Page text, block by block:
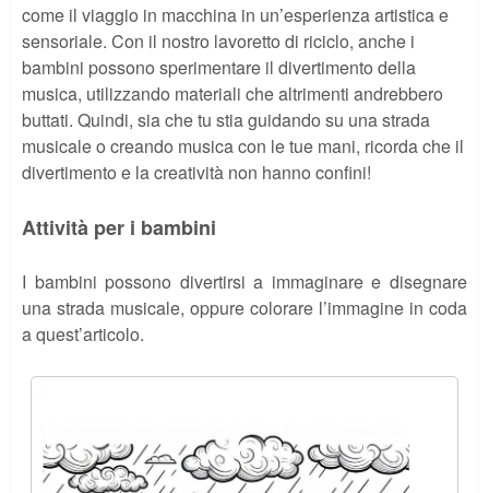
come il viaggio in macchina in un’esperienza artistica e
sensoriale. Con il nostro lavoretto di riciclo, anche i
bambini possono sperimentare il divertimento della
musica, utilizzando materiali che altrimenti andrebbero
buttati. Quindi, sia che tu stia guidando su una strada
musicale o creando musica con le tue mani, ricorda che il
divertimento e la creatività non hanno confini!
Attività per i bambini
I bambini possono divertirsi a immaginare e disegnare
una strada musicale, oppure colorare l’immagine in coda
a quest’articolo.